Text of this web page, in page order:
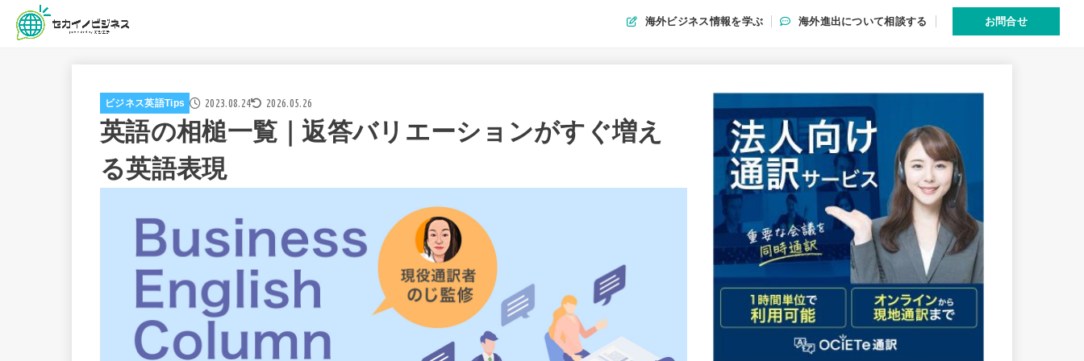
海外ビジネス情報を学ぶ 海外進出について相談する お問合せ
ビジネス英語Tips 2023.08.24 2026.05.26
英語の相槌一覧｜返答バリエーションがすぐ増え
る英語表現